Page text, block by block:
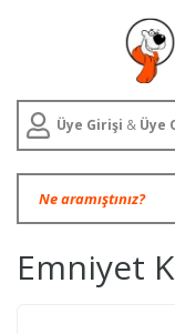
Üye Girişi &Üye
Emniyet